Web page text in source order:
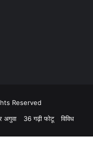
Reserved
अगुवा 36 गढ़ी फोटू विविध